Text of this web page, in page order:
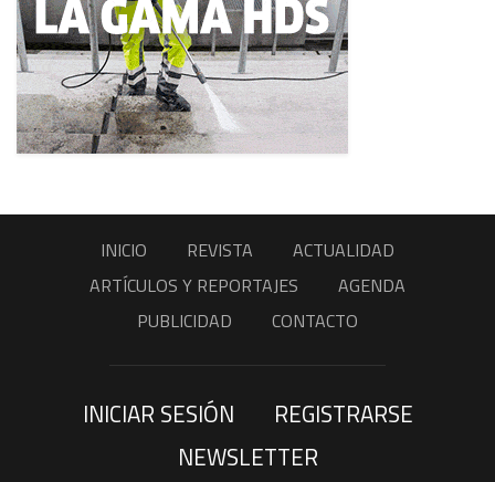
INICIO REVISTA
ACTUALIDAD
ARTÍCULOS Y REPORTAJES
AGENDA
PUBLICIDAD
CONTACTO
INICIAR SESIÓN
REGISTRARSE
NEWSLETTER